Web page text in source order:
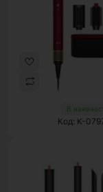
В
Код: K-